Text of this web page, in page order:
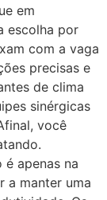
em
escolha por
com a vaga
precisas e
de clima
sinérgicas
você
é apenas na
a manter uma